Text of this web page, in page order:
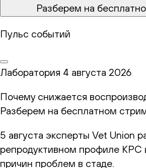
Разберем на
Пульс событий
Лаборатория 4 августа 2026
Почему снижается
Разберем на бесплатном
5 августа эксперты Vet Union
репродуктивном профиле КРС
причин проблем в стаде.